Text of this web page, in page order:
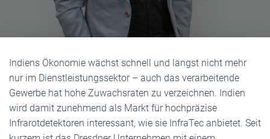
Indiens Ökonomie wächst schnell und längst nicht mehr
nur im Dienstleistungssektor – auch das verarbeitende
Gewerbe hat hohe Zuwachsraten zu verzeichnen. Indien
wird damit zunehmend als Markt für hochpräzise
Infrarotdetektoren interessant, wie sie InfraTec anbietet. Seit